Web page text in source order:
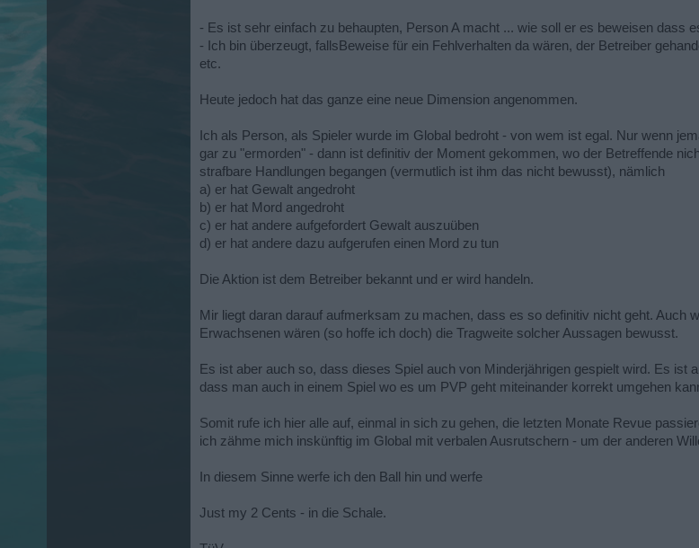
- Es ist sehr einfach zu behaupten, Person A macht ... wie soll er es beweisen dass
- Ich bin überzeugt, fallsBeweise für ein Fehlverhalten da wären, der Betreiber
etc.
Heute jedoch hat das ganze eine neue Dimension angenommen.
Ich als Person, als Spieler wurde im Global bedroht - von wem ist egal. Nur wenn
gar zu "ermorden" - dann ist definitiv der Moment gekommen, wo der Betreffende
strafbare Handlungen begangen (vermutlich ist ihm das nicht bewusst), nämlich
a) er hat Gewalt angedroht
b) er hat Mord angedroht
c) er hat andere aufgefordert Gewalt auszuüben
d) er hat andere dazu aufgerufen einen Mord zu tun
Die Aktion ist dem Betreiber bekannt und er wird handeln.
Mir liegt daran darauf aufmerksam zu machen, dass es so definitiv nicht geht.
Erwachsenen wären (so hoffe ich doch) die Tragweite solcher Aussagen bewusst.
Es ist aber auch so, dass dieses Spiel auch von Minderjährigen gespielt wird. Es
dass man auch in einem Spiel wo es um PVP geht miteinander korrekt umgehen
Somit rufe ich hier alle auf, einmal in sich zu gehen, die letzten Monate Revue
ich zähme mich inskünftig im Global mit verbalen Ausrutschern - um der anderen
In diesem Sinne werfe ich den Ball hin und werfe
Just my 2 Cents - in die Schale.